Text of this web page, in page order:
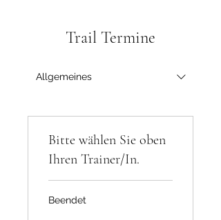
Trail Termine
Allgemeines
Bitte wählen Sie oben
Ihren Trainer/In.
Beendet